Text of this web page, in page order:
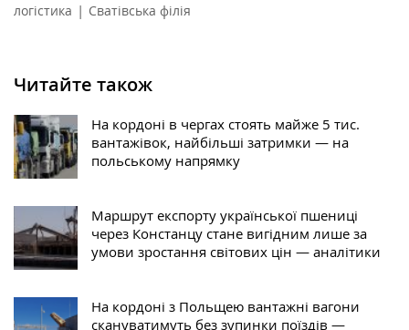
логістика | Сватівська філія
Читайте також
На кордоні в чергах стоять майже 5 тис.
вантажівок, найбільші затримки — на
польському напрямку
Маршрут експорту української пшениці
через Констанцу стане вигідним лише за
умови зростання світових цін — аналітики
На кордоні з Польщею вантажні вагони
скануватимуть без зупинки поїздів —